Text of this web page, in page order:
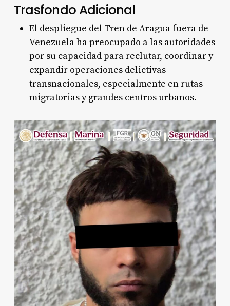
Trasfondo Adicional
El despliegue del Tren de Aragua fuera de
Venezuela ha preocupado a las autoridades
por su capacidad para reclutar, coordinar y
expandir operaciones delictivas
transnacionales, especialmente en rutas
migratorias y grandes centros urbanos.